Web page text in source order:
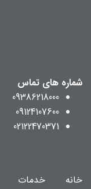
شماره های تماس
09386218000
09124107600
02122470371
خانه خدمات